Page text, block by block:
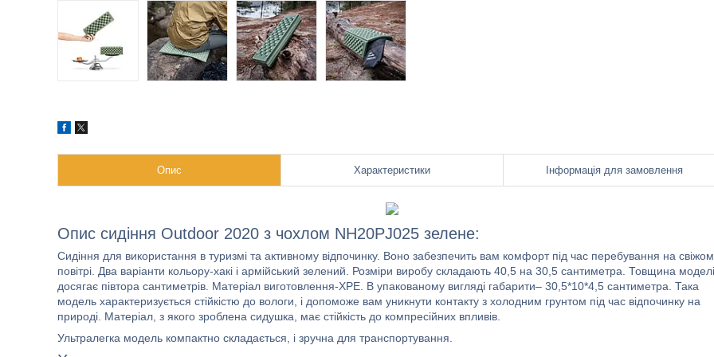
Опис Характеристики Інформація для замовлення
Опис сидіння Outdoor 2020 з чохлом NH20PJ025 зелене:
Сидіння для використання в туризмі та активному відпочинку. Воно забезпечить вам комфорт під час перебування на
повітрі. Два варіанти кольору-хакі і армійський зелений. Розміри виробу складають 40,5 на 30,5 сантиметра. Товщина моделі
досягає півтора сантиметрів. Матеріал виготовлення-XPE. В упакованому вигляді габарити– 30,5*10*4,5 сантиметра. Така
модель характеризується стійкістю до вологи, і допоможе вам уникнути контакту з холодним грунтом під час відпочинку на
природі. Матеріал, з якого зроблена сидушка, має стійкість до компресійних впливів.
Ультралегка модель компактно складається, і зручна для транспортування.